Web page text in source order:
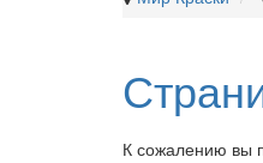
К сожалению вы